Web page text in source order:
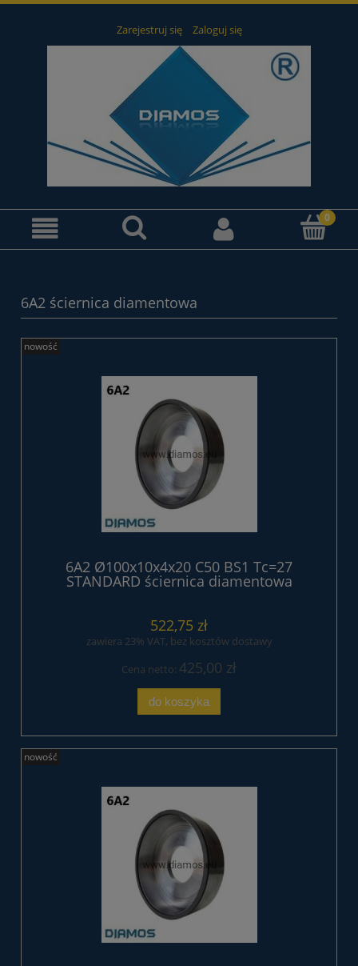
Zarejestruj się Zaloguj się
6A2 ściernica diamentowa
6A2 Ø100x10x4x20 C50 BS1 Tc=27
STANDARD ściernica diamentowa
522,75 zł
zawiera 23% VAT, bez kosztów dostawy
Cena netto: 425,00 zł
do koszyka
nowość
nowość